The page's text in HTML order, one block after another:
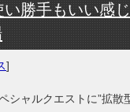
い勝手もいい
]
ャルクエストに”拡散